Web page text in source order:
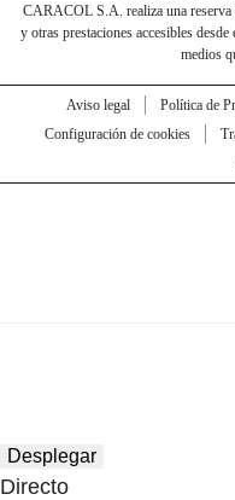
CARACOL S.A. realiza una reserva
y otras prestaciones accesibles
medios
Aviso legal Política de
Configuración de cookies
Desplegar
Directo